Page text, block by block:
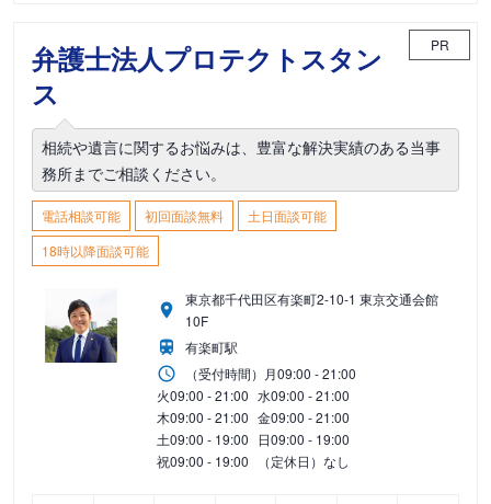
弁護士法人プロテクトスタン
ス
PR
相続や遺言に関するお悩みは、豊富な解決実績のある当事
務所までご相談ください。
電話相談可能 初回面談無料
土日面談可能
18時以降面談可能
東京都千代田区有楽町2-10-1 東京交通会館
10F
有楽町駅
（受付時間） 月09:00 - 21:00
火09:00 - 21:00 水09:00 - 21:00
木09:00 - 21:00 金09:00 - 21:00
土09:00 - 19:00 日09:00 - 19:00
祝09:00 - 19:00 （定休日）なし